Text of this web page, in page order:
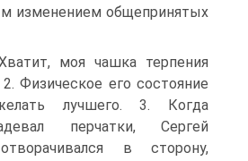
изменением общепринятых
моя чашка терпения
Физическое его состояние
лучше­го. 3. Когда
перчатки, Сергей
в сторону,